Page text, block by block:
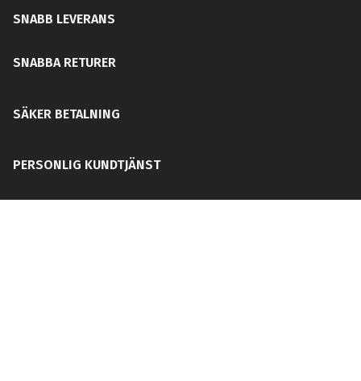
SNABB LEVERANS
SNABBA RETURER
SÄKER BETALNING
PERSONLIG KUNDTJÄNST